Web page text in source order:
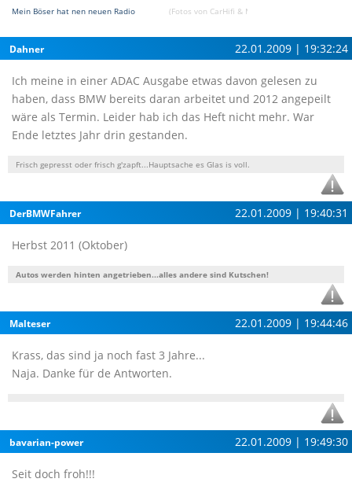
Mein Böser hat nen neuen Radio
(Fotos von CarHifi & Multimedia Einbauten
Dahner 22.01.2009 | 19:32:24
Ich meine in einer ADAC Ausgabe etwas davon gelesen zu
haben, dass BMW bereits daran arbeitet und 2012 angepeilt
wäre als Termin. Leider hab ich das Heft nicht mehr. War
Ende letztes Jahr drin gestanden.
Frisch gepresst oder frisch g'zapft...Hauptsache es Glas is voll.
DerBMWFahrer 22.01.2009 | 19:40:31
Herbst 2011 (Oktober)
Autos werden hinten angetrieben...alles andere sind Kutschen!
Malteser 22.01.2009 | 19:44:46
Krass, das sind ja noch fast 3 Jahre...
Naja. Danke für de Antworten.
bavarian-power 22.01.2009 | 19:49:30
Seit doch froh!!!